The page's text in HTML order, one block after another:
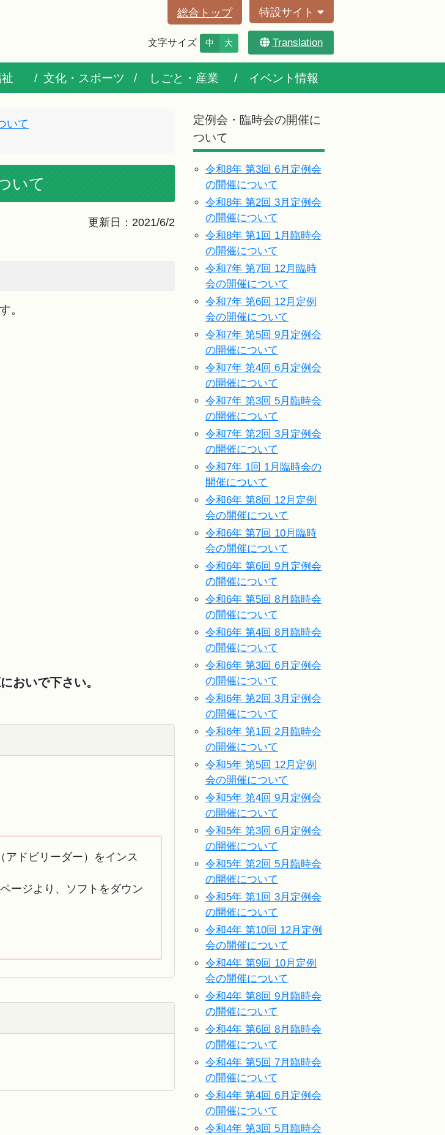
総合トップ 特設サイト
文字サイズ 中 大 Translation
文化・スポーツ しごと・産業 イベント情報
いて
いて
更新日：2021/6/2
。
おいで下さい。
アドビリーダー）をインス
ージより、ソフトをダウン
定例会・臨時会の開催に
ついて
令和8年 第3回 6月定例会
の開催について
令和8年 第2回 3月定例会
の開催について
令和8年 第1回 1月臨時会
の開催について
令和7年 第7回 12月臨時
会の開催について
令和7年 第6回 12月定例
会の開催について
令和7年 第5回 9月定例会
の開催について
令和7年 第4回 6月定例会
の開催について
令和7年 第3回 5月臨時会
の開催について
令和7年 第2回 3月定例会
の開催について
令和7年 1回 1月臨時会の
開催について
令和6年 第8回 12月定例
会の開催について
令和6年 第7回 10月臨時
会の開催について
令和6年 第6回 9月定例会
の開催について
令和6年 第5回 8月臨時会
の開催について
令和6年 第4回 8月臨時会
の開催について
令和6年 第3回 6月定例会
の開催について
令和6年 第2回 3月定例会
の開催について
令和6年 第1回 2月臨時会
の開催について
令和5年 第5回 12月定例
会の開催について
令和5年 第4回 9月定例会
の開催について
令和5年 第3回 6月定例会
の開催について
令和5年 第2回 5月臨時会
の開催について
令和5年 第1回 3月定例会
の開催について
令和4年 第10回 12月定例
会の開催について
令和4年 第9回 10月定例
会の開催について
令和4年 第8回 9月臨時会
の開催について
令和4年 第6回 8月臨時会
の開催について
令和4年 第5回 7月臨時会
の開催について
令和4年 第4回 6月定例会
の開催について
令和4年 第3回 5月臨時会